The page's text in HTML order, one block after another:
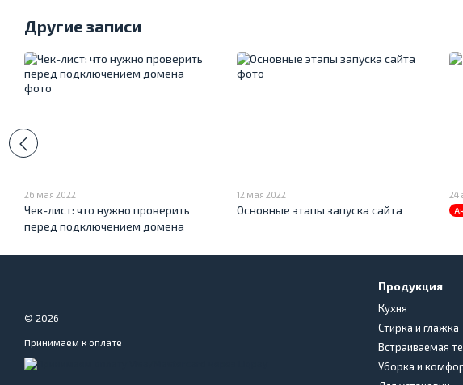
Другие записи
26 мая 2022
Чек-лист: что нужно проверить
перед подключением домена
12 мая 2022
Основные этапы запуска сайта
24
© 2026
Принимаем к оплате
Продукция
Кухня
Стирка и глажка
Встраиваемая
Уборка и